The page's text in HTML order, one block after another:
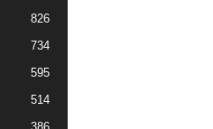
826
734
595
514